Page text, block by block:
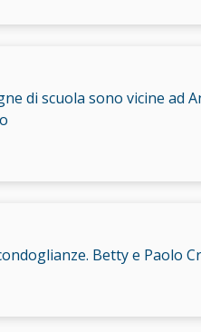
di scuola sono vicine
Betty e Paolo